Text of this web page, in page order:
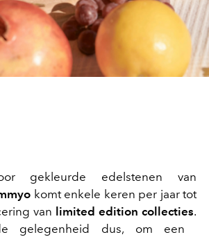
gekleurde edelstenen van
komt enkele keren per jaar tot
van limited edition collecties.
gelegenheid dus, om een